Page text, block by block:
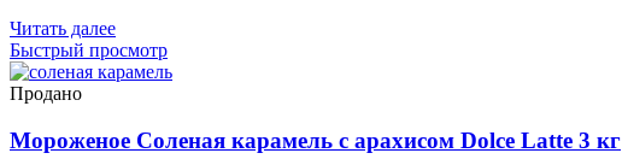
Читать далее
Быстрый просмотр
Продано
Мороженое Соленая карамель с арахисом Dolce Latte 3 кг